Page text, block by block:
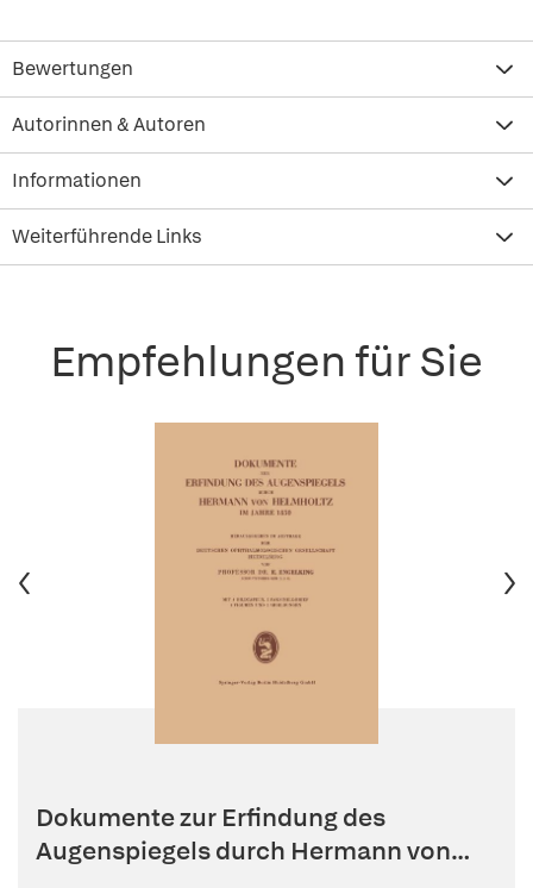
Bewertungen
Autorinnen & Autoren
Informationen
Weiterführende Links
Empfehlungen für Sie
Dokumente zur Erfindung des
Augenspiegels durch Hermann von